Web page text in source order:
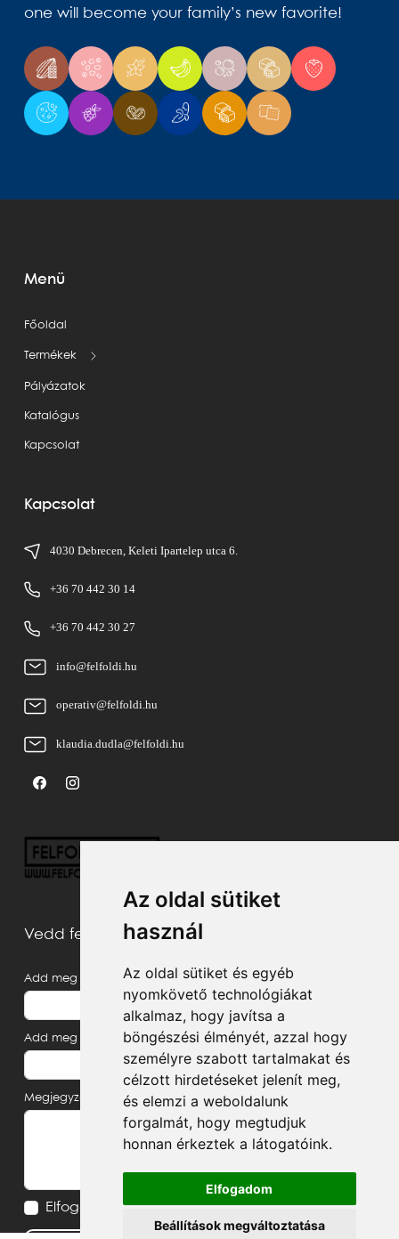
Az oldal sütiket
használ
Az oldal sütiket és egyéb
nyomkövető technológiákat
alkalmaz, hogy javítsa a
böngészési élményét, azzal hogy
személyre szabott tartalmakat és
célzott hirdetéseket jelenít meg,
és elemzi a weboldalunk
forgalmát, hogy megtudjuk
honnan érkeztek a látogatóink.
Elfogadom
Beállítások megváltoztatása
one will become your family’s new favorite!
Menü
Főoldal
Termékek
Pályázatok
Katalógus
Kapcsolat
Kapcsolat
4030 Debrecen, Keleti Ipartelep utca 6.
+36 70 442 30 14
+36 70 442 30 27
info@felfoldi.hu
operativ@felfoldi.hu
klaudia.dudla@felfoldi.hu
Vedd fel velünk a kapcsolatot
Add meg a neved
Add meg az e-mail címed
Megjegyzés, üzenet
Elfogadom azAdatvédelmi tájékoztatót